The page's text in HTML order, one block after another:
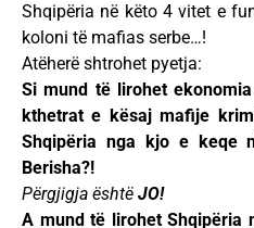
Shqipëria në këto 4 vitet e
koloni të mafias serbe…!
Atëherë shtrohet pyetja:
Si mund të lirohet
kthetrat e kësaj mafije
Shqipëria nga kjo e keqe
Berisha?!
Përgjigja është JO!
A mund të lirohet Shqipëria